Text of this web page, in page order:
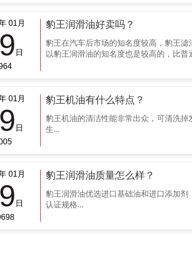
01月
日
豹王润滑油好卖吗？
豹王在汽车后市场的知名度较高，豹王
以豹王润滑油的知名度也是较高的，比普
01月
日
豹王机油有什么特点？
豹王机油的清洁性能非常出众，可清洗
生...
01月
日
豹王润滑油质量怎么样？
豹王润滑油优选进口基础油和进口添加
认证规格...